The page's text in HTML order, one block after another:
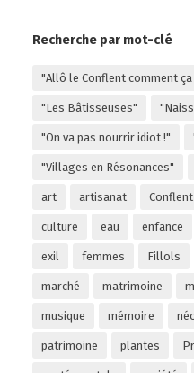
Recherche par mot-clé
"Allô le Conflent comment
"Les Bâtisseuses"
"On va pas nourrir idiot !"
"Villages en Résonances"
art artisanat Conflent
culture eau enfance
exil femmes Fillols
marché matrimoine
musique mémoire
patrimoine plantes